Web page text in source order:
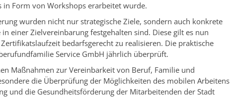
in Form von Workshops erarbeitet wurde.
wurden nicht nur strategische Ziele, sondern auch konkrete
einer Zielvereinbarung festgehalten sind. Diese gilt es nun
bedarfsgerecht zu realisieren. Die praktische
Service GmbH jährlich überprüft.
Maßnahmen zur Vereinbarkeit von Beruf, Familie und
die Überprüfung der Möglichkeiten des mobilen Arbeitens
und die Gesundheitsförderung der Mitarbeitenden der Stadt